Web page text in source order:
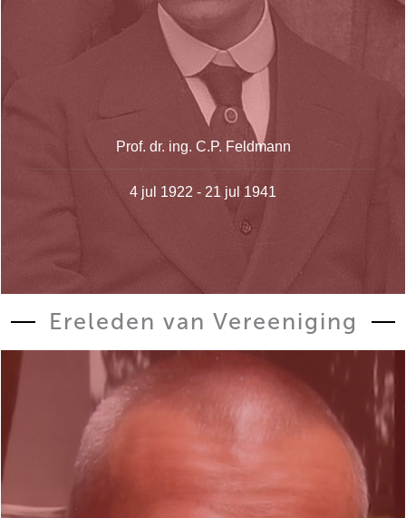
Prof. dr. ing. C.P. Feldmann
4 jul 1922 - 21 jul 1941
Ereleden van Vereeniging